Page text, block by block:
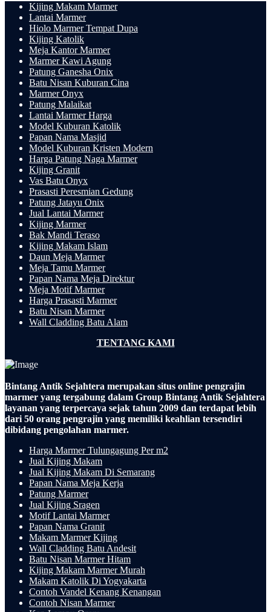
Kijing Makam Marmer
Lantai Marmer
Hiolo Marmer Tempat Dupa
Kijing Katolik
Meja Kantor Marmer
Marmer Kawi Agung
Patung Ganesha Onix
Batu Nisan Kuburan Cina
Marmer Onyx
Patung Malaikat
Lantai Marmer Harga
Model Kuburan Katolik
Papan Nama Masjid
Model Kuburan Kristen Modern
Harga Patung Naga Marmer
Kijing Granit
Vas Batu Onyx
Prasasti Peresmian Gedung
Patung Jatayu Onix
Jual Lantai Marmer
Kijing Marmer
Bak Mandi Teraso
Kijing Makam Islam
Daun Meja Marmer
Meja Tamu Marmer
Papan Nama Meja Direktur
Meja Motif Marmer
Harga Prasasti Marmer
Batu Nisan Marmer
Wall Cladding Batu Alam
TENTANG KAMI
Bintang Antik Sejahtera merupakan situs online pengrajin
marmer yang tergabung dalam Group Bintang Antik Sejahtera
layanan yang terpercaya sejak tahun 2009 dan terdapat lebih
dari 50 orang pengrajin yang memiliki keahlian tersendiri
dibidang pengolahan marmer.
Harga Marmer Tulungagung Per m2
Jual Kijing Makam
Jual Kijing Makam Di Semarang
Papan Nama Meja Kerja
Patung Marmer
Jual Kijing Sragen
Motif Lantai Marmer
Papan Nama Granit
Makam Marmer Kijing
Wall Cladding Batu Andesit
Batu Nisan Marmer Hitam
Kijing Makam Marmer Murah
Makam Katolik Di Yogyakarta
Contoh Vandel Kenang Kenangan
Contoh Nisan Marmer